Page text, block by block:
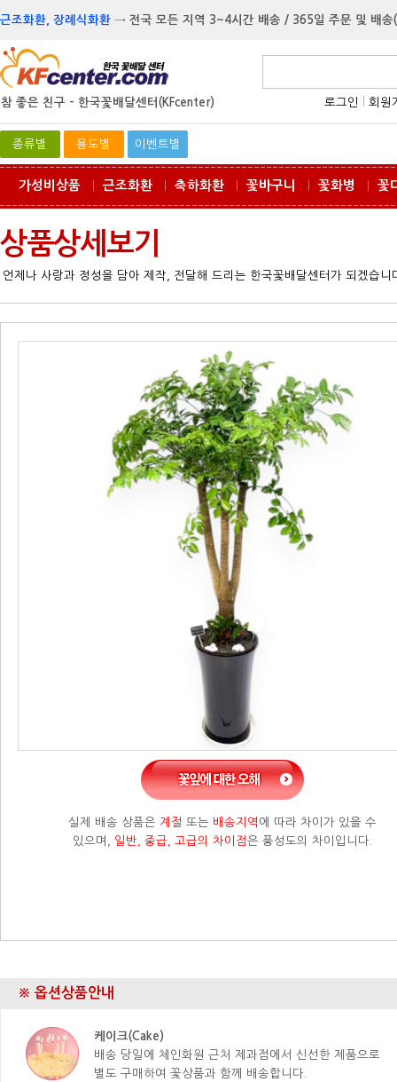
근조화환, 장례식화환 → 전국 모든 지역 3~4시간 배송 / 365일 주문 및 배
참 좋은 친구 - 한국꽃배달센터(KFcenter) 로그인 회원
종류별 용도별 이벤트별
가성비상품 근조화환 축하화환 꽃바구니 꽃화병 꽃
상품상세보기
언제나 사랑과 정성을 담아 제작, 전달해 드리는 한국꽃배달센터가 되겠습니
실제 배송 상품은 계절 또는 배송지역 에 따라 차이가 있을 수
있으며, 일반, 중급, 고급의 차이점은 풍성도의 차이입니다.
※ 옵션상품안내
케이크(Cake)
배송 당일에 체인화원 근처 제과점에서 신선한 제품으로
별도 구매하여 꽃상품과 함께 배송합니다.